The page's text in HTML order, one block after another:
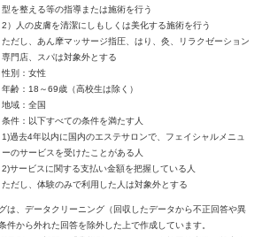
型を整える等の指導または施術を行う
2）人の皮膚を清潔にしもしくは美化する施術を行う
ただし、あん摩マッサージ指圧、はり、灸、リラクゼーション
専門店、スパは対象外とする
性別：女性
年齢：18～69歳（高校生は除く）
地域：全国
条件：以下すべての条件を満たす人
1)過去4年以内に国内のエステサロンで、フェイシャルメニュ
ーのサービスを受けたことがある人
2)サービスに関する支払い金額を把握している人
ただし、体験のみで利用した人は対象外とする
は、データクリーニング（回収したデータから不正回答や異
件から外れた回答を除外した上で作成しています。